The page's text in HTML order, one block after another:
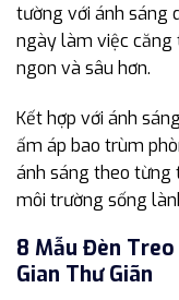
tường với ánh sáng
ngày làm việc căng
ngon và sâu hơn.
Kết hợp với ánh
ấm áp bao trùm
ánh sáng theo
môi trường sống
8 Mẫu Đèn
Gian Thư Giãn